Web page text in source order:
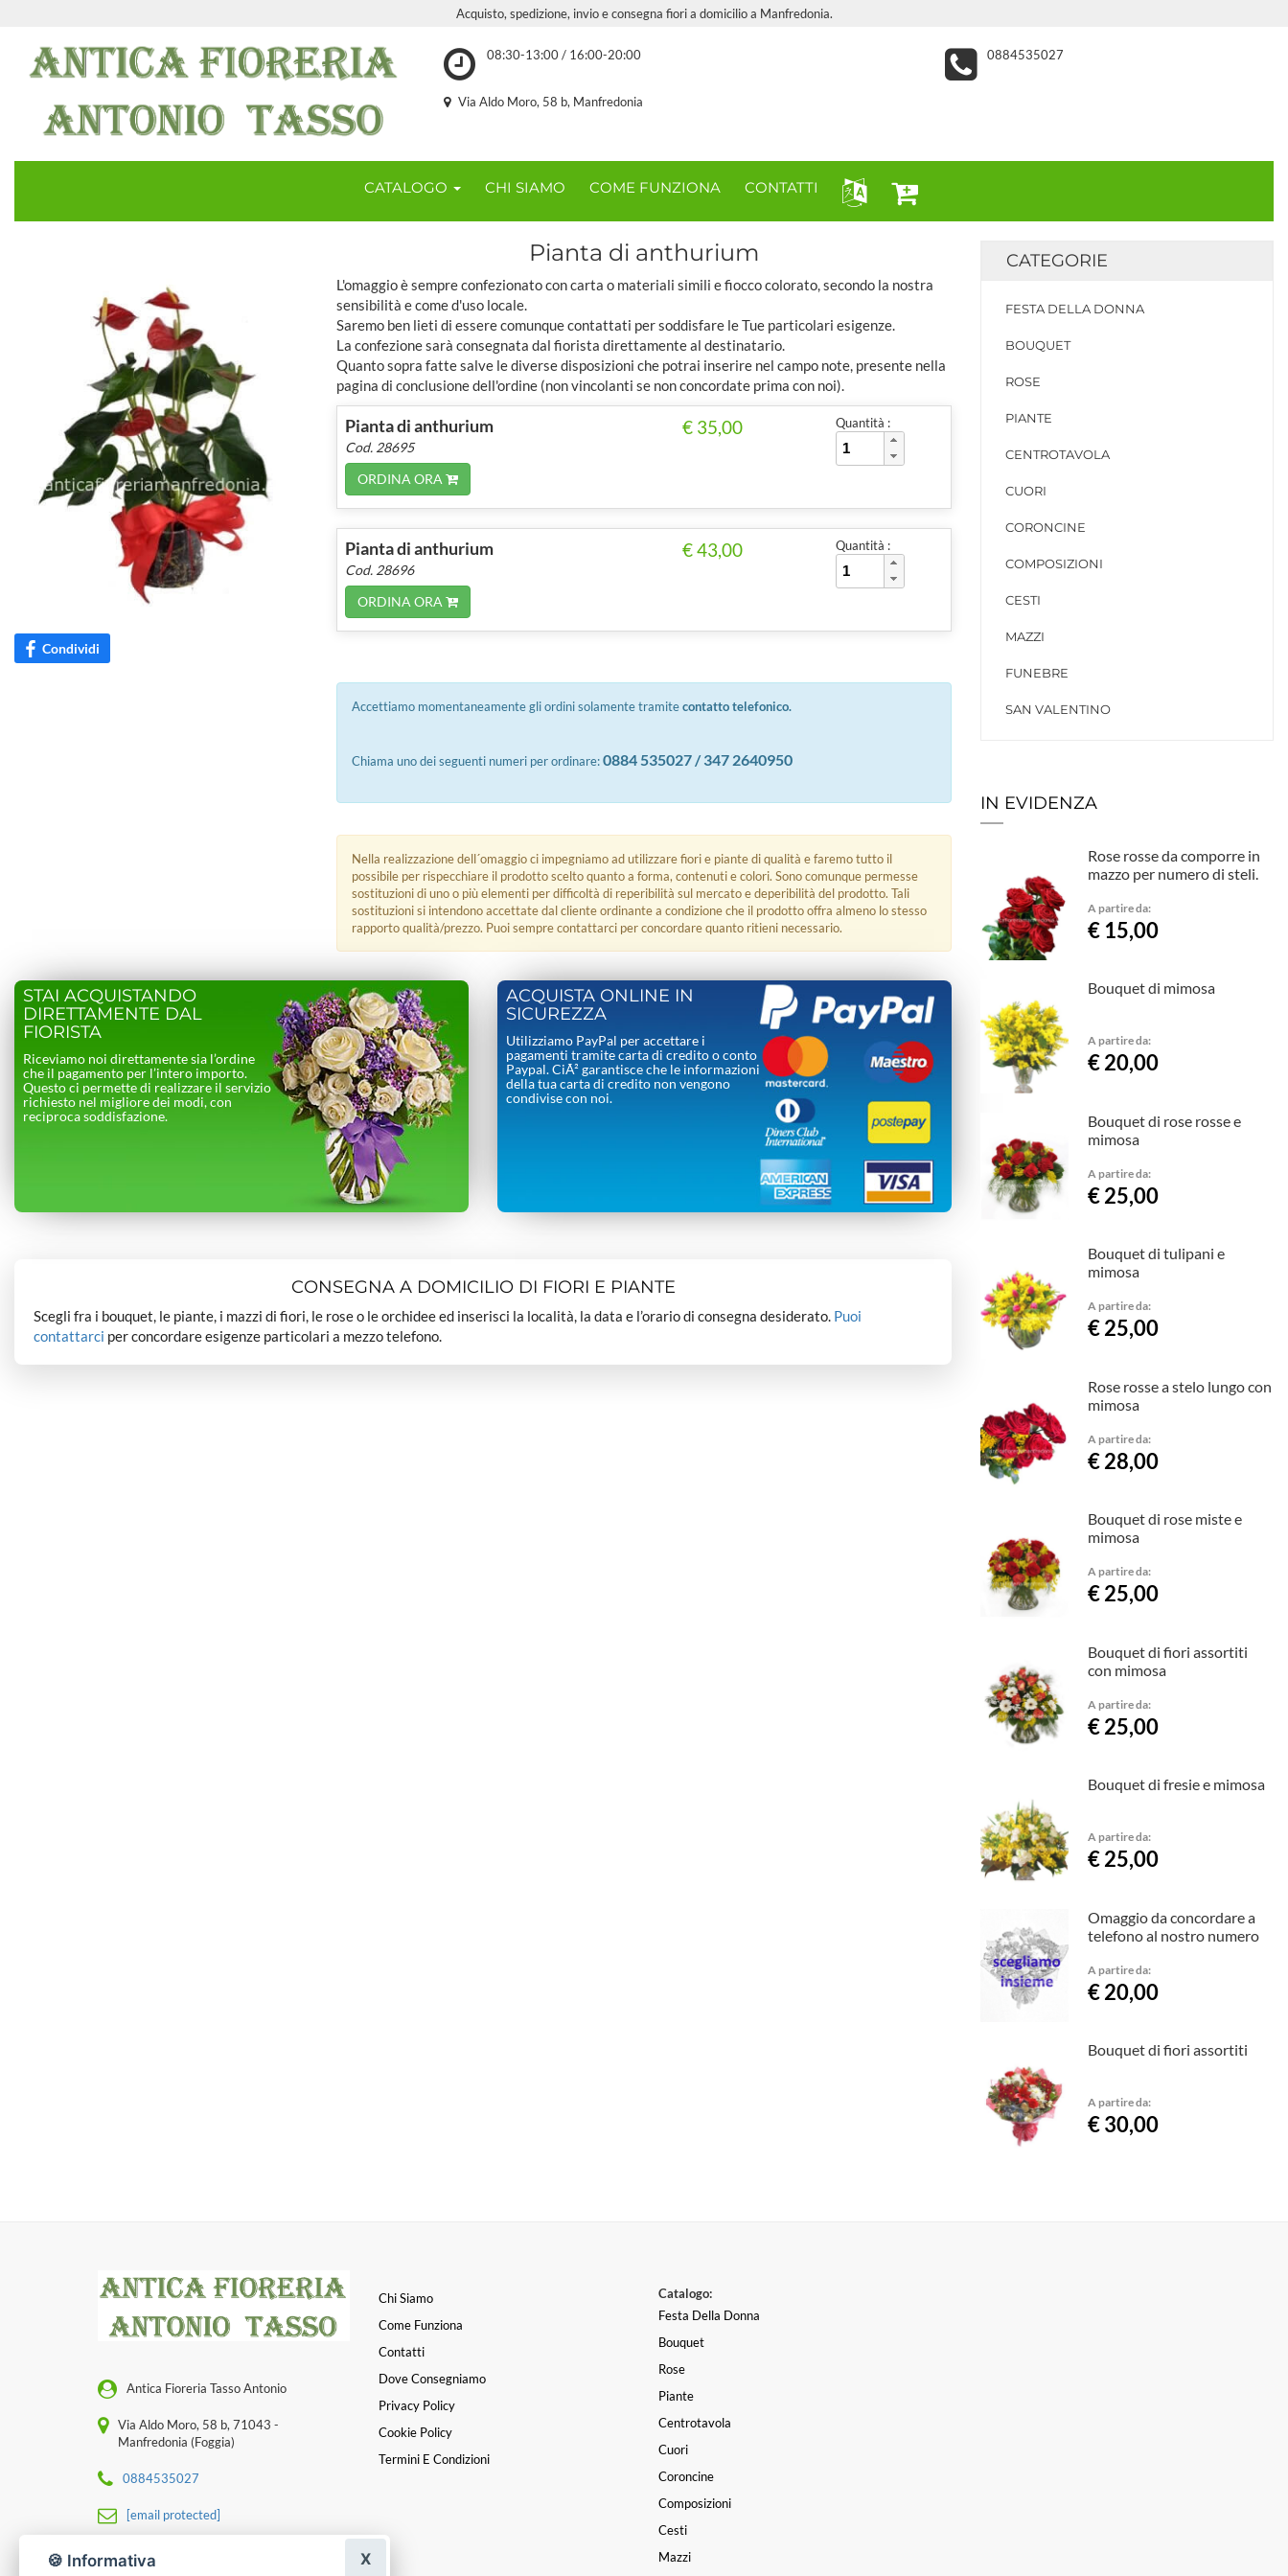
Acquisto, spedizione, invio e consegna fiori a domicilio a Manfredonia.
08:30-13:00 / 16:00-20:00 0884535027
Via Aldo Moro, 58 b, Manfredonia
CATALOGO CHI SIAMO COME FUNZIONA CONTATTI
Condividi
Pianta di anthurium
L'omaggio è sempre confezionato con carta o materiali simili e fiocco colorato, secondo la nostra
sensibilità e come d'uso locale.
Saremo ben lieti di essere comunque contattati per soddisfare le Tue particolari esigenze.
La confezione sarà consegnata dal fiorista direttamente al destinatario.
Quanto sopra fatte salve le diverse disposizioni che potrai inserire nel campo note, presente nella
pagina di conclusione dell'ordine (non vincolanti se non concordate prima con noi).
Pianta di anthurium
Cod. 28695
ORDINA ORA
€ 35,00 Quantità :
Pianta di anthurium
Cod. 28696
ORDINA ORA
€ 43,00 Quantità :
Accettiamo momentaneamente gli ordini solamente tramitecontatto telefonico.
Chiama uno dei seguenti numeri per ordinare:0884 535027 / 347 2640950
Nella realizzazione dell´omaggio ci impegniamo ad utilizzare fiori e piante di qualità e faremo tutto il
possibile per rispecchiare il prodotto scelto quanto a forma, contenuti e colori. Sono comunque permesse
sostituzioni di uno o più elementi per difficoltà di reperibilità sul mercato e deperibilità del prodotto. Tali
sostituzioni si intendono accettate dal cliente ordinante a condizione che il prodotto offra almeno lo stesso
rapporto qualità/prezzo. Puoi sempre contattarci per concordare quanto ritieni necessario.
STAI ACQUISTANDO
DIRETTAMENTE DAL
FIORISTA
Riceviamo noi direttamente sia l’ordine
che il pagamento per l’intero importo.
Questo ci permette di realizzare il servizio
richiesto nel migliore dei modi, con
reciproca soddisfazione.
ACQUISTA ONLINE IN
SICUREZZA
Utilizziamo PayPal per accettare i
pagamenti tramite carta di credito o conto
Paypal. CiÃ² garantisce che le informazioni
della tua carta di credito non vengono
condivise con noi.
CONSEGNA A DOMICILIO DI FIORI E PIANTE
Scegli fra i bouquet, le piante, i mazzi di fiori, le rose o le orchidee ed inserisci la località, la data e l’orario di consegna desiderato. Puoi
contattarci per concordare esigenze particolari a mezzo telefono.
CATEGORIE
FESTA DELLA DONNA
BOUQUET
ROSE
PIANTE
CENTROTAVOLA
CUORI
CORONCINE
COMPOSIZIONI
CESTI
MAZZI
FUNEBRE
SAN VALENTINO
IN EVIDENZA
Rose rosse da comporre in
mazzo per numero di steli.
A partire da:
€ 15,00
Bouquet di mimosa
A partire da:
€ 20,00
Bouquet di rose rosse e
mimosa
A partire da:
€ 25,00
Bouquet di tulipani e
mimosa
A partire da:
€ 25,00
Rose rosse a stelo lungo con
mimosa
A partire da:
€ 28,00
Bouquet di rose miste e
mimosa
A partire da:
€ 25,00
Bouquet di fiori assortiti
con mimosa
A partire da:
€ 25,00
Bouquet di fresie e mimosa
A partire da:
€ 25,00
Omaggio da concordare a
telefono al nostro numero
A partire da:
€ 20,00
Bouquet di fiori assortiti
A partire da:
€ 30,00
Antica Fioreria Tasso Antonio
Via Aldo Moro, 58 b, 71043 -
Manfredonia (Foggia)
0884535027
[email protected]
P. IVA 02148580711
Chi Siamo
Come Funziona
Contatti
Dove Consegniamo
Privacy Policy
Cookie Policy
Termini E Condizioni
Catalogo:
Festa Della Donna
Bouquet
Rose
Piante
Centrotavola
Cuori
Coroncine
Composizioni
Cesti
Mazzi
🍪 Informativa X